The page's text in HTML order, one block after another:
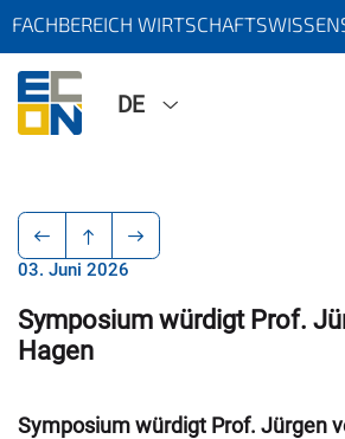
FACHBEREICH
DE
03. Juni 2026
Symposium würdigt Prof.
Hagen
Symposium würdigt Prof. Jürgen